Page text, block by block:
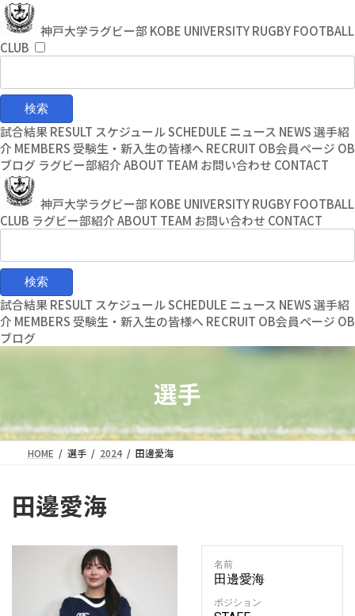
コ
ン
テ
ン
へ
キ
ッ
プ
ナ
ビ
ゲ
ー
ョ
に
移
動
神戸大学ラグビー部 KOBE UNIVERSITY RUGBY FOOTBALL
CLUB
試合結果RESULT スケジュールSCHEDULE ニュース NEWS選手紹
介 MEMBERS 受験生・新入生の皆様へ RECRUIT OB会員ページ OB
ブログ ラグビー部紹介ABOUT TEAM お問い合わせ CONTACT
神戸大学ラグビー部 KOBE UNIVERSITY RUGBY FOOTBALL
CLUB ラグビー部紹介ABOUT TEAM お問い合わせ CONTACT
試合結果RESULT スケジュールSCHEDULE ニュース NEWS選手紹
介 MEMBERS 受験生・新入生の皆様へ RECRUIT OB会員ページ OB
ブログ
選手
HOME 選手 2024 田邊愛海
田邊愛海
名前
田邊愛海
ポジション